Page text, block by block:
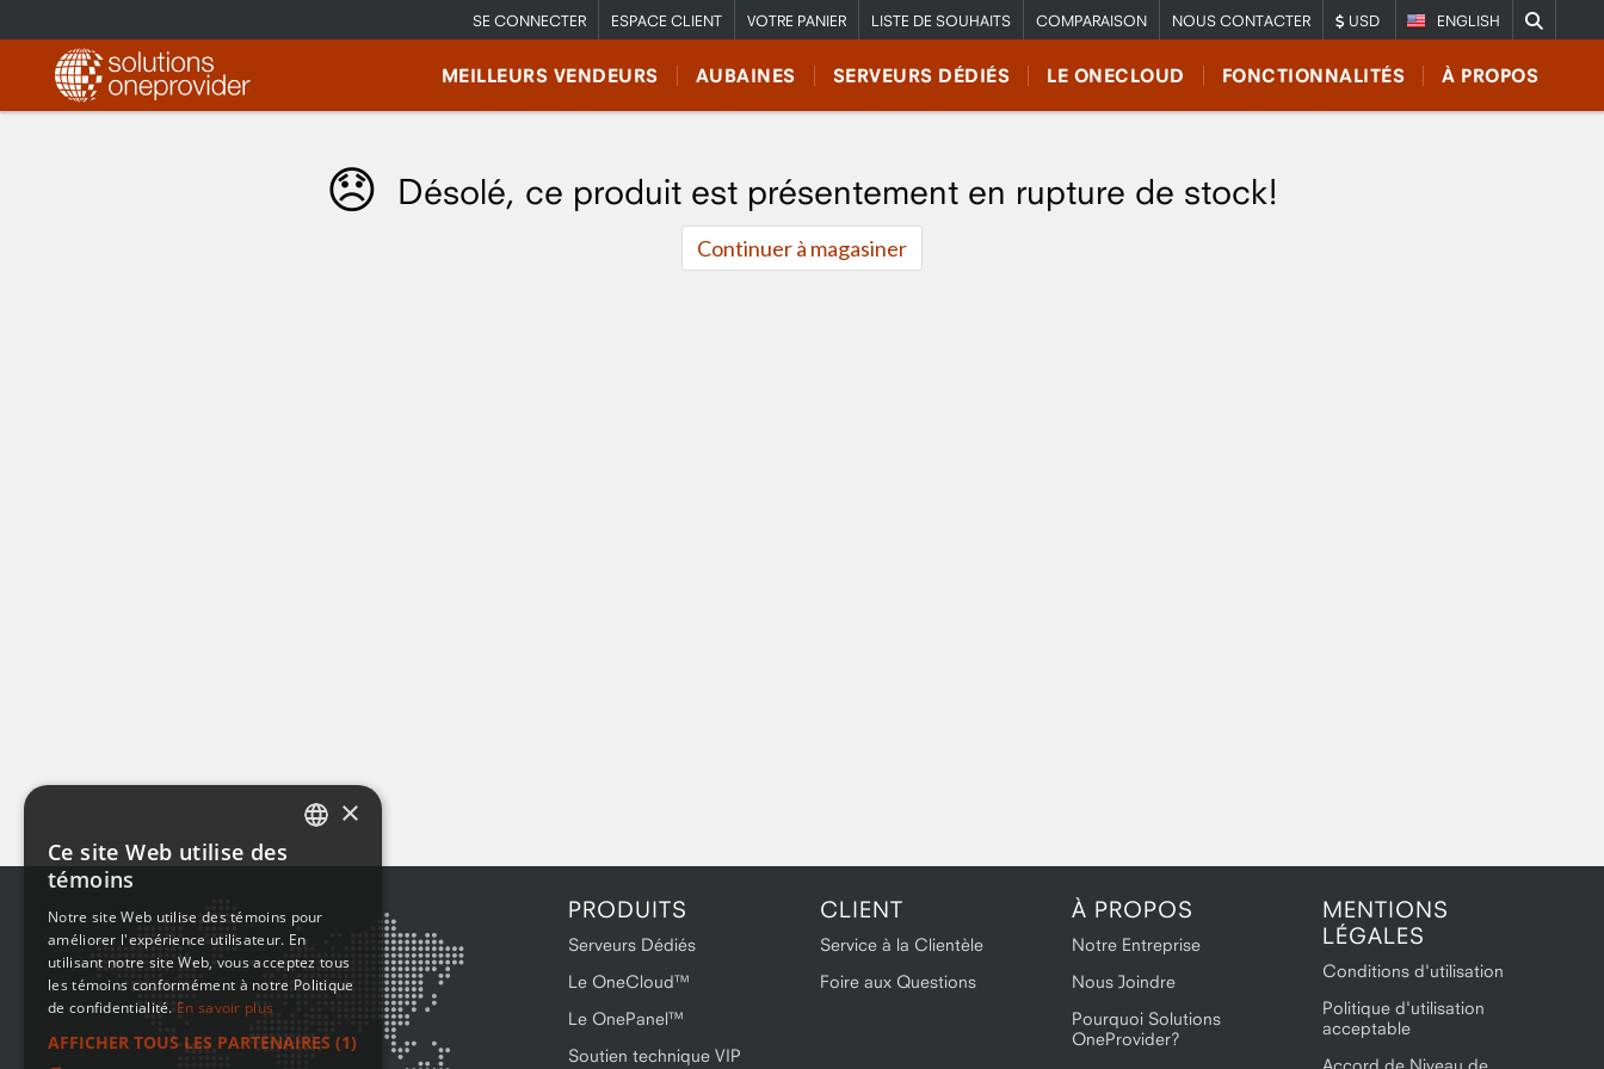
ENGLISH
SE CONNECTER ESPACE CLIENT VOTRE PANIER LISTE DE SOUHAITS COMPARAISON NOUS CONTACTER USD
MEILLEURS VENDEURS AUBAINES SERVEURS DÉDIÉS LE ONECLOUD FONCTIONNALITÉS À PROPOS
😞 Désolé, ce produit est présentement en rupture de stock!
PRODUITS
Serveurs Dédiés
Le OneCloud™
Le OnePanel™
Soutien technique VIP
CLIENT
Service à la Clientèle
Foire aux Questions
À PROPOS
Notre Entreprise
Nous Joindre
Pourquoi Solutions
OneProvider?
MENTIONS
LÉGALES
Conditions d'utilisation
Politique d'utilisation
acceptable
Accord de Niveau de
×
Ce site Web utilise des
témoins
Notre site Web utilise des témoins pour
améliorer l'expérience utilisateur. En
utilisant notre site Web, vous acceptez tous
les témoins conformément à notre Politique
de confidentialité. En savoir plus
AFFICHER TOUS LES PARTENAIRES (1)